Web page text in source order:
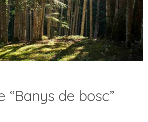
“Banys de bosc”